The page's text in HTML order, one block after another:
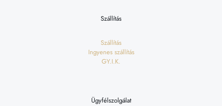
Szállítás
Szállítás
Ingyenes szállítás
GY.I.K.
Ügyfélszolgálat